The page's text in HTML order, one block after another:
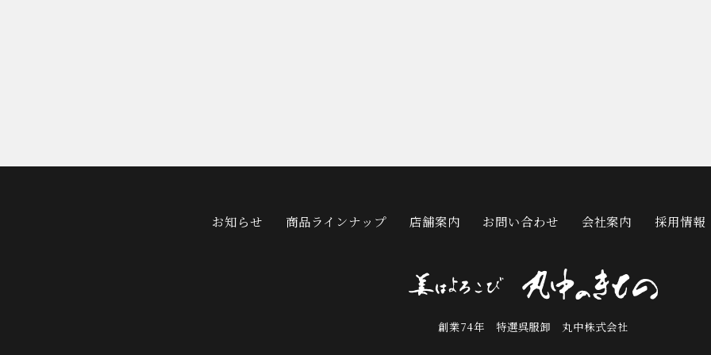
お知らせ 商品ラインナップ 店舗案内 お問い合わせ 会社案内 採用情報
創業74年 特選呉服卸 丸中株式会社